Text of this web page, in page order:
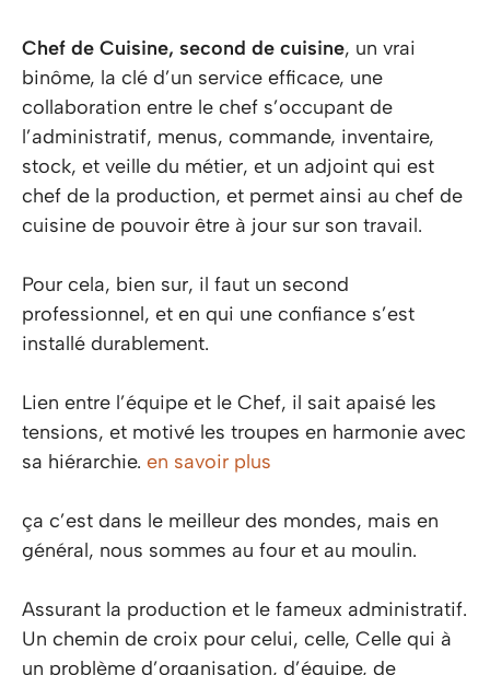
Chef de Cuisine, second de cuisine, un vrai
binôme, la clé d’un service efficace, une
collaboration entre le chef s’occupant de
l’administratif, menus, commande, inventaire,
stock, et veille du métier, et un adjoint qui est
chef de la production, et permet ainsi au chef de
cuisine de pouvoir être à jour sur son travail.
Pour cela, bien sur, il faut un second
professionnel, et en qui une confiance s’est
installé durablement.
Lien entre l’équipe et le Chef, il sait apaisé les
tensions, et motivé les troupes en harmonie avec
sa hiérarchie. en savoir plus
ça c’est dans le meilleur des mondes, mais en
général, nous sommes au four et au moulin.
Assurant la production et le fameux administratif.
Un chemin de croix pour celui, celle, Celle qui à
un problème d’organisation, d’équipe, de